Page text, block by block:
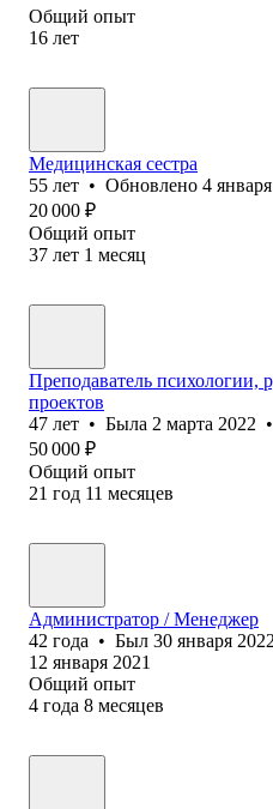
Общий опыт
16 лет
Медицинская сестра
55 лет • Обновлено 4
20 000 ₽
Общий опыт
37 лет 1 месяц
Преподаватель психологии,
проектов
47 лет • Была 2 марта 2022 •
50 000 ₽
Общий опыт
21 год 11 месяцев
Администратор / Менеджер
42 года • Был 30 января 2022
12 января 2021
Общий опыт
4 года 8 месяцев